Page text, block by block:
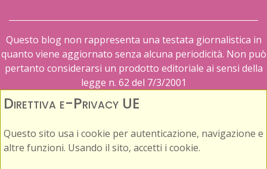
Questo blog non rappresenta una testata giornalistica in
quanto viene aggiornato senza alcuna periodicità. Non può
pertanto considerarsi un prodotto editoriale ai sensi della
legge n. 62 del 7/3/2001
Direttiva e-Privacy UE
Questo sito usa i cookie per autenticazione, navigazione e
altre funzioni. Usando il sito, accetti i cookie.